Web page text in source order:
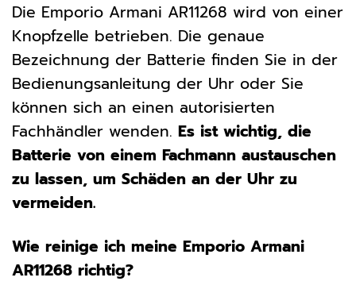
Die Emporio Armani AR11268 wird von einer
Knopfzelle betrieben. Die genaue
Bezeichnung der Batterie finden Sie in der
Bedienungsanleitung der Uhr oder Sie
können sich an einen autorisierten
Fachhändler wenden. Es ist wichtig, die
Batterie von einem Fachmann austauschen
zu lassen, um Schäden an der Uhr zu
vermeiden.
Wie reinige ich meine Emporio Armani
AR11268 richtig?